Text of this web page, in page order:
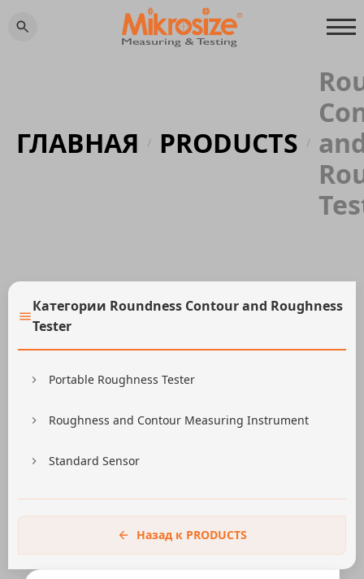
ГЛАВНАЯ / PRODUCTS /
Категории Roundness Contour and Roughness
Tester
Portable Roughness Tester
Roughness and Contour Measuring Instrument
Standard Sensor
Назад к PRODUCTS